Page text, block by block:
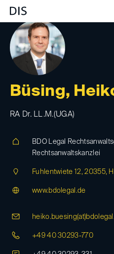
Büsing,
RA Dr. LL.M.(UGA)
BDO Legal
Rechtsanwaltskanzlei
Fuhlentwiete 12, 20355,
www.bdolegal.de
heiko.buesing(at)
+49 40 30293-770